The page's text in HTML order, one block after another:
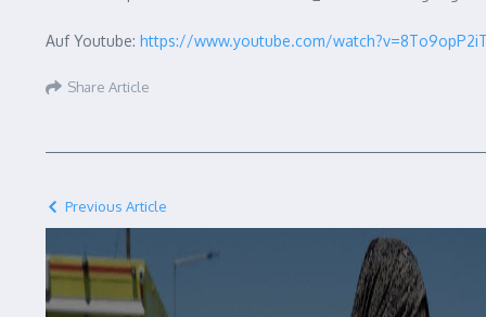
Auf Youtube: https://www.youtube.com/
Share Article
Previous Article